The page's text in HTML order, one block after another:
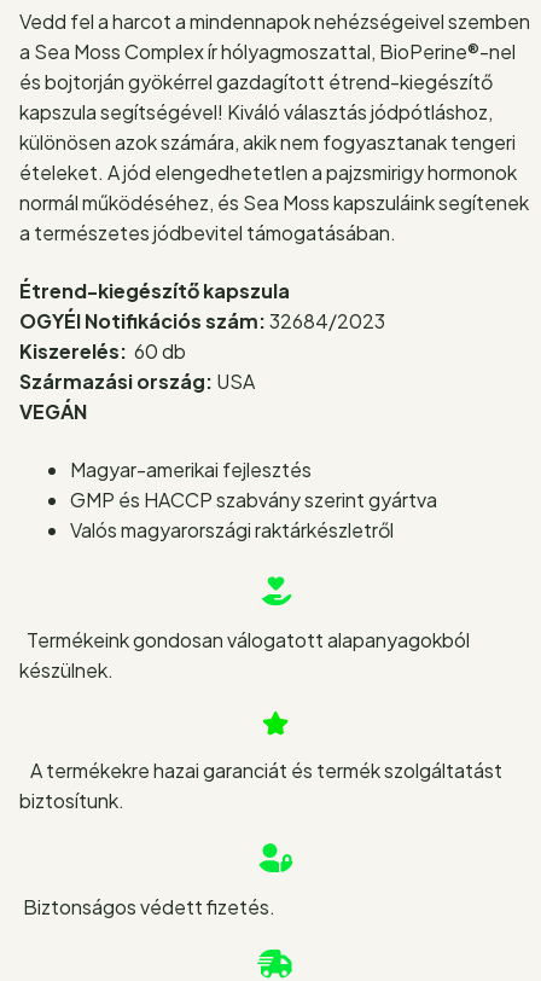
Vedd fel a harcot a mindennapok nehézségeivel szemben
a Sea Moss Complex ír hólyagmoszattal, BioPerine®-nel
és bojtorján gyökérrel gazdagított étrend-kiegészítő
kapszula segítségével! Kiváló választás jódpótláshoz,
különösen azok számára, akik nem fogyasztanak tengeri
ételeket. A jód elengedhetetlen a pajzsmirigy hormonok
normál működéséhez, és Sea Moss kapszuláink segítenek
a természetes jódbevitel támogatásában.
Étrend-kiegészítő kapszula
OGYÉI Notifikációs szám:32684/2023
Kiszerelés: 60 db
Származási ország: USA
VEGÁN
Magyar-amerikai fejlesztés
GMP és HACCP szabvány szerint gyártva
Valós magyarországi raktárkészletről
Termékeink gondosan válogatott alapanyagokból
készülnek.
A termékekre hazai garanciát és termék szolgáltatást
biztosítunk.
Biztonságos védett fizetés.